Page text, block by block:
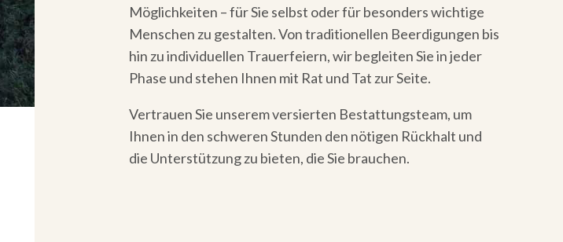
Möglichkeiten – für Sie selbst oder für besonders wichtige
Menschen zu gestalten. Von traditionellen Beerdigungen bis
hin zu individuellen Trauerfeiern, wir begleiten Sie in jeder
Phase und stehen Ihnen mit Rat und Tat zur Seite.
Vertrauen Sie unserem versierten Bestattungsteam, um
Ihnen in den schweren Stunden den nötigen Rückhalt und
die Unterstützung zu bieten, die Sie brauchen.